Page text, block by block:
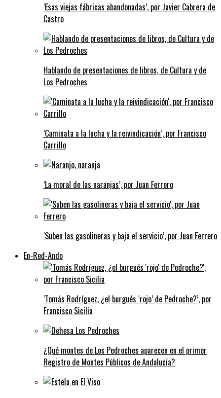
‘Esas viejas fábricas abandonadas’, por Javier Cabrera de
Castro
Hablando de presentaciones de libros, de Cultura y de
Los Pedroches
‘Caminata a la lucha y la reivindicación’, por Francisco
Carrillo
‘La moral de las naranjas’, por Juan Ferrero
‘Suben las gasolineras y baja el servicio’, por Juan Ferrero
En-Red-Ando
‘Tomás Rodríguez, ¿el burgués ‘rojo’ de Pedroche?’, por
Francisco Sicilia
¿Qué montes de Los Pedroches aparecen en el primer
Registro de Montes Públicos de Andalucía?